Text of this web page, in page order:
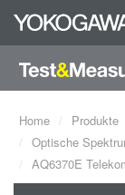
Home Produkte
Optische
AQ6370E